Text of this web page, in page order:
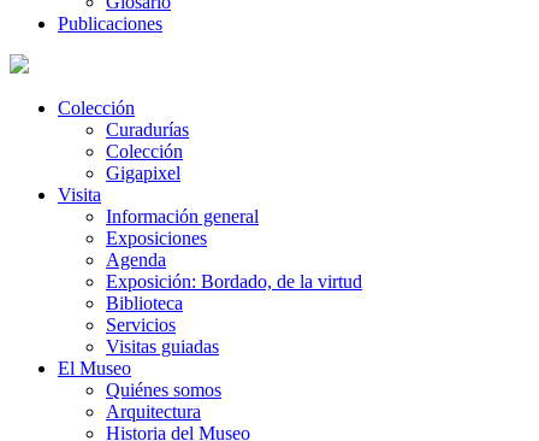
Publicaciones
Colección
Curadurías
Colección
Gigapixel
Visita
Información general
Exposiciones
Agenda
Exposición: Bordado, de la virtud
Biblioteca
Servicios
Visitas guiadas
El Museo
Quiénes somos
Arquitectura
Historia del Museo